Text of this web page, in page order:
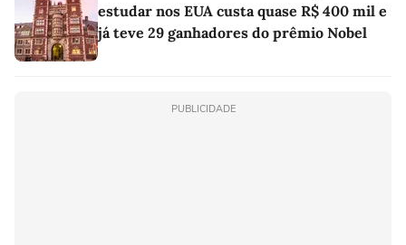
estudar nos EUA custa quase R$ 400 mil e
já teve 29 ganhadores do prêmio Nobel
PUBLICIDADE